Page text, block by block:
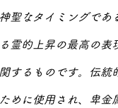
聖なタイミングであ
霊的上昇の最高の表
するものです。伝統
めに使用され、卑金